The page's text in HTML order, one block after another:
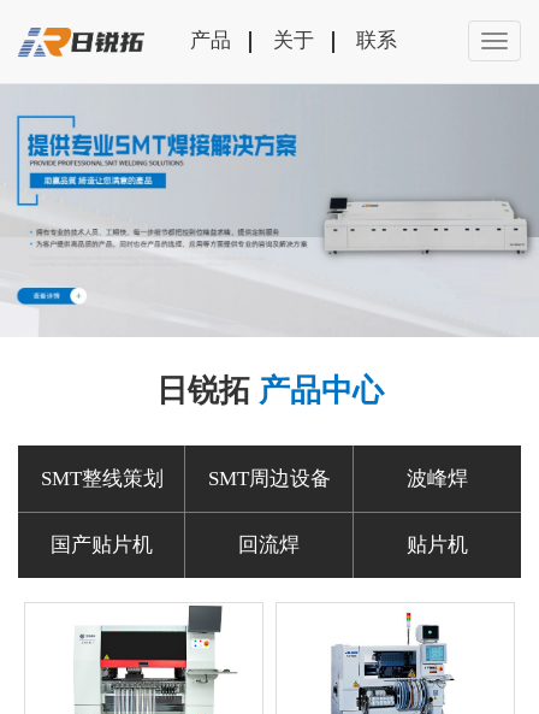
产品 关于 联系
日锐拓 产品中心
SMT整线策划 SMT周边设备 波峰焊
国产贴片机 回流焊 贴片机